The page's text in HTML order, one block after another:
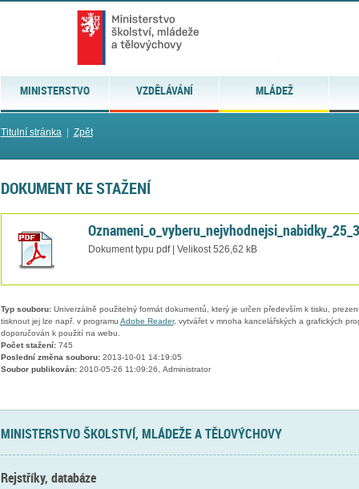
MINISTERSTVO VZDĚLÁVÁNÍ MLÁDEŽ
Titulní stránka| Zpět
DOKUMENT KE STAŽENÍ
Dokument typu pdf | Velikost 526,62 kB
Typ souboru:Univerzálně použitelný formát dokumentů, který je určen především k tisku,
tisknout jej lze např. v programu Adobe Reader, vytvářet v mnoha kancelářských a grafických
doporučován k použití na webu.
Počet stažení:745
Poslední změna souboru:2013-10-01 14:19:05
Soubor publikován:2010-05-26 11:09:26, Administrator
MINISTERSTVO ŠKOLSTVÍ, MLÁDEŽE A TĚLOVÝCHOVY
Rejstříky, databáze